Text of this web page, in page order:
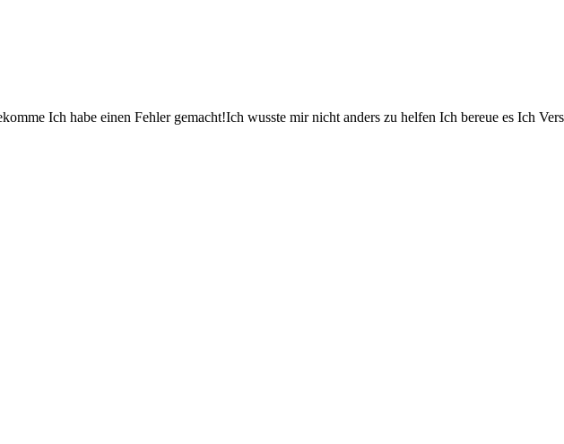
Ich habe einen Fehler gemacht!Ich wusste mir nicht anders zu helfen Ich bereue es Ich